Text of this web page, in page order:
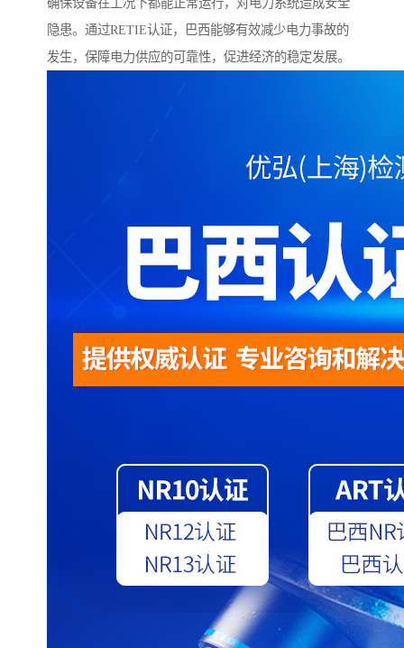
确保设备在工况下都能正常运行，对电力系统造成安全
隐患。通过RETIE认证，巴西能够有效减少电力事故的
发生，保障电力供应的可靠性，促进经济的稳定发展。